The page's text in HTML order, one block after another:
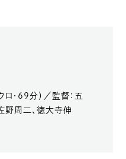
・69分）／監督：五
野周二、徳大寺伸